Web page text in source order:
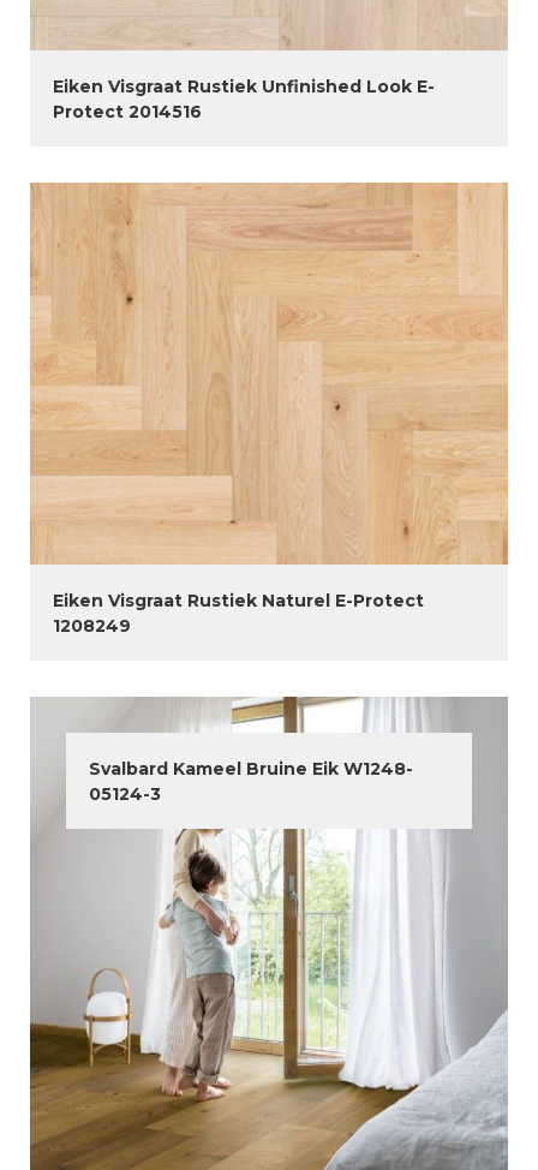
Eiken Visgraat Rustiek Unfinished Look E-
Protect 2014516
Eiken Visgraat Rustiek Naturel E-Protect
1208249
Svalbard Kameel Bruine Eik W1248-
05124-3